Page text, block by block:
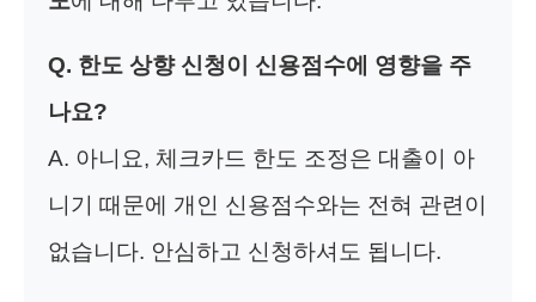
Q. 한도 상향 신청이 신용점수에 영향을 주
나요?
A. 아니요, 체크카드 한도 조정은 대출이 아
니기 때문에 개인 신용점수와는 전혀 관련이
없습니다. 안심하고 신청하셔도 됩니다.